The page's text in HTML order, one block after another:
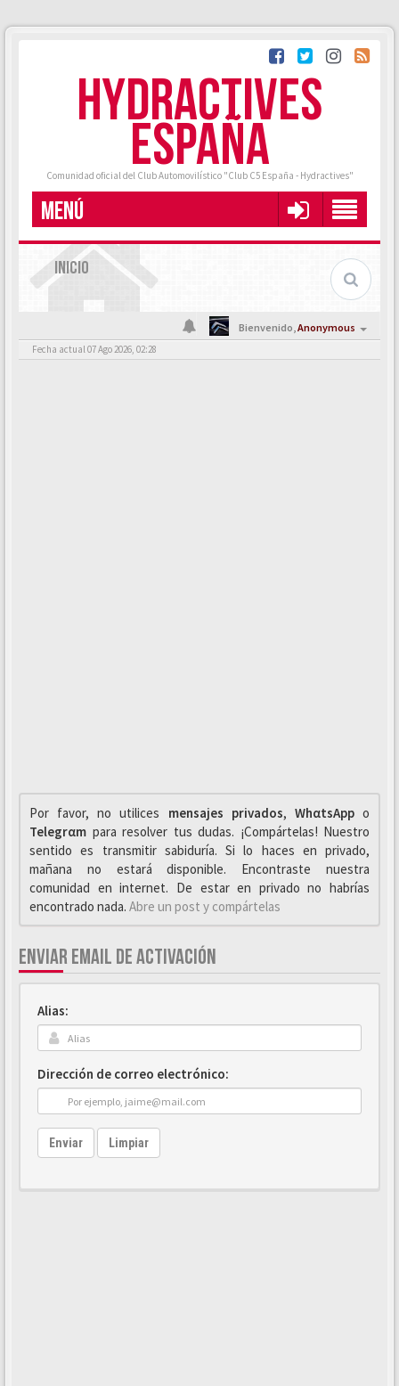
HYDRACTIVES
ESPAÑA
Comunidad oficial del Club Automovilístico "Club C5 España - Hydractives"
MENÚ
INICIO
Bienvenido,Anonymous
Fecha actual 07 Ago 2026, 02:28
Por favor, no utilices mensajes privados, WhαtsAppo
Telegrαm para resolver tus dudas. ¡Compártelas! Nuestro
sentido es transmitir sabiduría. Si lo haces en privado,
mañana no estará disponible. Encontraste nuestra
comunidad en internet. De estar en privado no habrías
encontrado nada. Abre un post y compártelas
ENVIAR EMAIL DE ACTIVACIÓN
Alias:
Dirección de correo electrónico:
Enviar Limpiar